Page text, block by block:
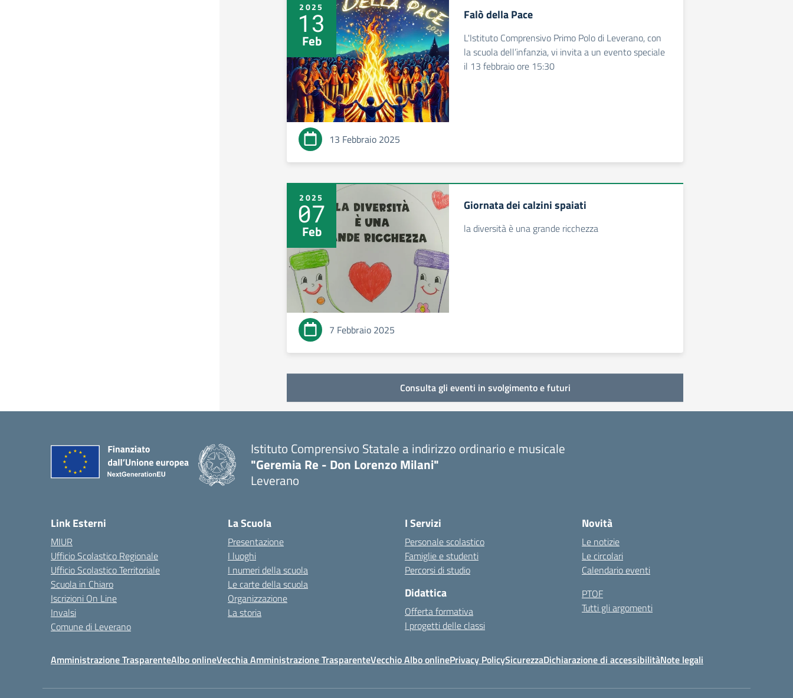
2025
13
Feb
Falò della Pace
L'Istituto Comprensivo Primo Polo di Leverano, con
la scuola dell’infanzia, vi invita a un evento speciale
il 13 febbraio ore 15:30
13 Febbraio 2025
2025
07
Feb
Giornata dei calzini spaiati
la diversità è una grande ricchezza
7 Febbraio 2025
Consulta gli eventi in svolgimento e futuri
Istituto Comprensivo Statale a indirizzo ordinario e musicale
"Geremia Re - Don Lorenzo Milani"
Leverano
Link Esterni
MIUR
Ufficio Scolastico Regionale
Ufficio Scolastico Territoriale
Scuola in Chiaro
Iscrizioni On Line
Invalsi
Comune di Leverano
La Scuola
Presentazione
I luoghi
I numeri della scuola
Le carte della scuola
Organizzazione
La storia
I Servizi
Personale scolastico
Famiglie e studenti
Percorsi di studio
Didattica
Offerta formativa
I progetti delle classi
Novità
Le notizie
Le circolari
Calendario eventi
PTOF
Tutti gli argomenti
Amministrazione TrasparenteAlbo onlineVecchia Amministrazione TrasparenteVecchio Albo onlinePrivacy PolicySicurezzaDichiarazione di accessibilitàNote legali